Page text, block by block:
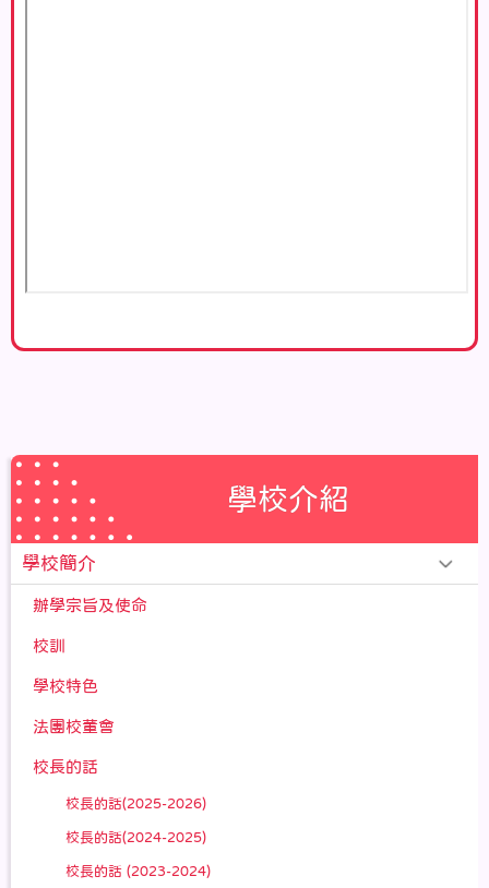
學校介紹
學校簡介
辦學宗旨及使命
校訓
學校特色
法團校董會
校長的話
校長的話(2025-2026)
校長的話(2024-2025)
校長的話 (2023-2024)